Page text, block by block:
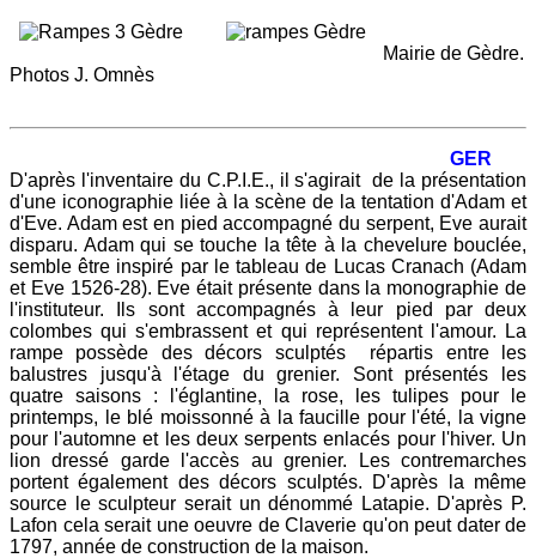
Mairie de Gèdre.
Photos J. Omnès
GER
D'après l'inventaire du C.P.I.E., il s'agirait de la présentation
d'une iconographie liée à la scène de la tentation d'Adam et
d'Eve. Adam est en pied accompagné du serpent, Eve aurait
disparu. Adam qui se touche la tête à la chevelure bouclée,
semble être inspiré par le tableau de Lucas Cranach (Adam
et Eve 1526-28). Eve était présente dans la monographie de
l'instituteur. Ils sont accompagnés à leur pied par deux
colombes qui s'embrassent et qui représentent l'amour. La
rampe possède des décors sculptés répartis entre les
balustres jusqu'à l'étage du grenier. Sont présentés les
quatre saisons : l'églantine, la rose, les tulipes pour le
printemps, le blé moissonné à la faucille pour l'été, la vigne
pour l'automne et les deux serpents enlacés pour l'hiver. Un
lion dressé garde l'accès au grenier. Les contremarches
portent également des décors sculptés. D'après la même
source le sculpteur serait un dénommé Latapie. D'après P.
Lafon cela serait une oeuvre de Claverie qu'on peut dater de
1797, année de construction de la maison.